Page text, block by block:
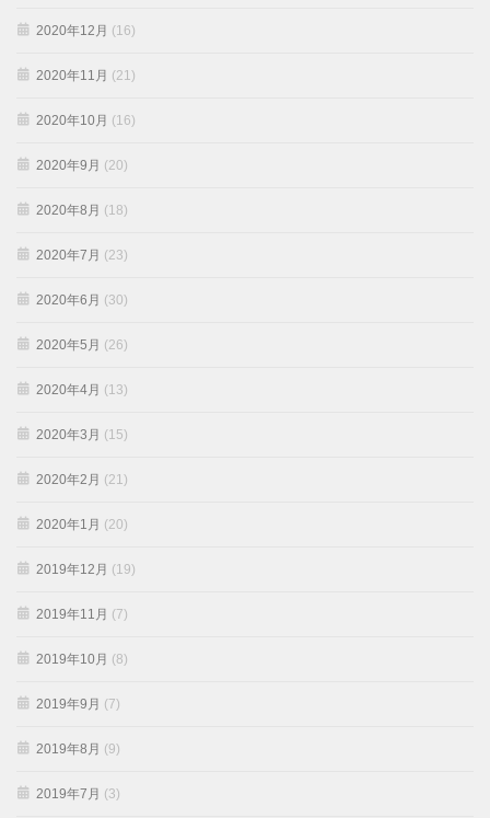
2020年12月 (16)
2020年11月 (21)
2020年10月 (16)
2020年9月 (20)
2020年8月 (18)
2020年7月 (23)
2020年6月 (30)
2020年5月 (26)
2020年4月 (13)
2020年3月 (15)
2020年2月 (21)
2020年1月 (20)
2019年12月 (19)
2019年11月 (7)
2019年10月 (8)
2019年9月 (7)
2019年8月 (9)
2019年7月 (3)